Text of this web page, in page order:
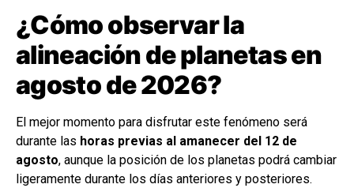
¿Cómo observar la
alineación de planetas en
agosto de 2026?
El mejor momento para disfrutar este fenómeno será
durante las horas previas al amanecer del 12 de
agosto, aunque la posición de los planetas podrá cambiar
ligeramente durante los días anteriores y posteriores.